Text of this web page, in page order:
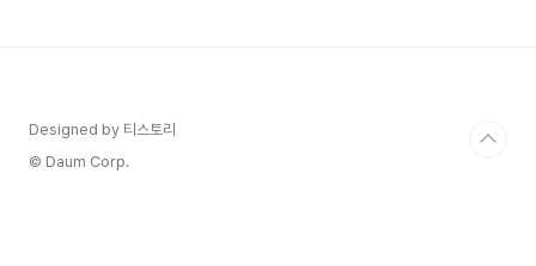
Designed by 티스토리
© Daum Corp.